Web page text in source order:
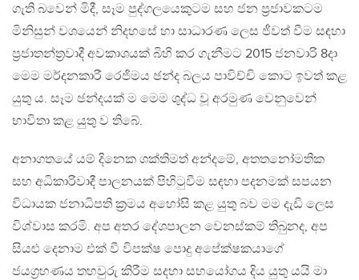
ගැති බවෙන් මිදී, සෑම පුද්ගලයෙකුටම සහ ජන ප‍්‍රජාවකටම
මිනිසුන් වශයෙන් නිදහසේ හා සාධාරණ ලෙස ජීවත් වීම සඳහා
ප‍්‍රජාතන්ත‍්‍රවාදී අවකාශයක් බිහි කර ගැනීමට 2015 ජනවාරි 8දා
මෙම මර්දනකාරී රෙජිමය ඡන්ද බලය පාවිච්චි කොට ඉවත් කළ
යුතු ය. සෑම ඡන්දයක් ම මෙම ශුද්ධ වූ අරමුණ වෙනුවෙන්
භාවිතා කළ යුතු ව තිබේ.
අනාගතයේ යම් දිනෙක ශක්තිමත් අන්දමේ, අතතනෝමතික
සහ අධිකාරිවාදී පාලනයක් පිහිටුවීම සඳහා පදනමක් සපයන
විධායක ජනාධිපති ක‍්‍රමය අහෝසි කළ යුතු බව මම දැඩි ලෙස
විශ්වාස කරමි. අප අතර දේශපාලන වෙනස්කම් තිබුනද, අප
සියළු දෙනාම එක් වී විපක්ෂ පොදු අපේක්ෂකයාගේ
ජයග‍්‍රහණය තහවුරු කිරීම සදහා සහයෝගය දිය යුතු යයි මා